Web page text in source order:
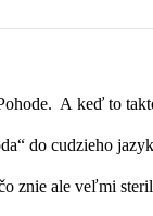
A keď to
do cudzieho
znie ale veľmi